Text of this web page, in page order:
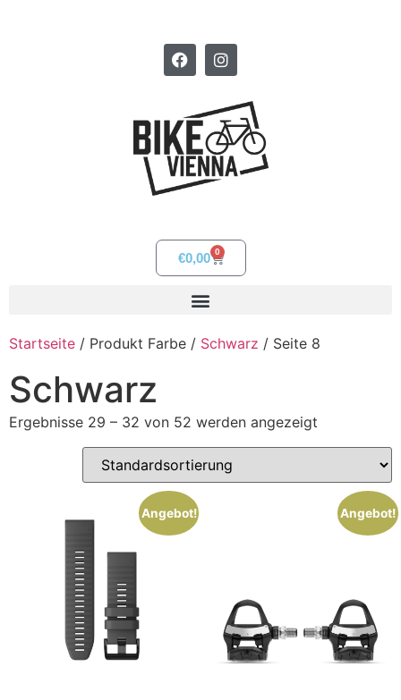
€0,00 0
Startseite / Produkt Farbe / Schwarz / Seite 8
Schwarz
Ergebnisse 29 – 32 von 52 werden angezeigt
Angebot! Angebot!